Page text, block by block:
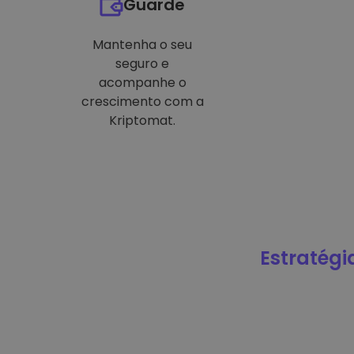
Guarde
Mantenha o seu
seguro e
acompanhe o
crescimento com a
Kriptomat.